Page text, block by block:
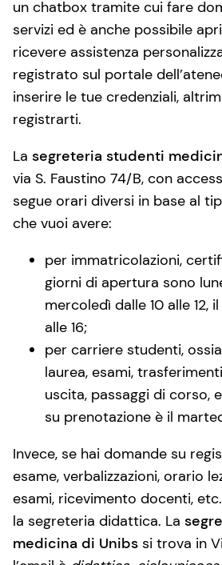
un chatbox tramite cui fare
servizi ed è anche possibile
ricevere assistenza
registrato sul portale
inserire le tue credenziali,
registrarti.
La segreteria studenti
via S. Faustino 74/B, con
segue orari diversi in base al
che vuoi avere:
per immatricolazioni,
giorni di apertura sono
mercoledì dalle 10 alle 12,
alle 16;
per carriere studenti,
laurea, esami,
uscita, passaggi di corso,
su prenotazione è il
Invece, se hai domande su
esame, verbalizzazioni, orario
esami, ricevimento docenti,
la segreteria didattica. La
medicina di Unibs si trova in